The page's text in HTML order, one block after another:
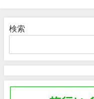
検索